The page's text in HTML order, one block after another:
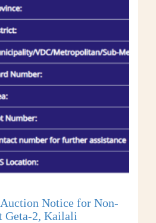
Notice for Non-
Geta-2, Kailali